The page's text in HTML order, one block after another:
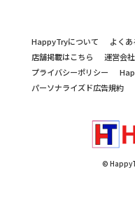
HappyTryについて よく
店舗掲載はこちら
運営会社
プライバシーポリシー
パーソナライズド広告規約
©